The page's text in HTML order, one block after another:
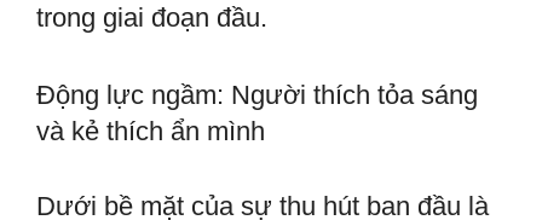
trong giai đoạn đầu.
Động lực ngầm: Người thích tỏa sáng
và kẻ thích ẩn mình
Dưới bề mặt của sự thu hút ban đầu là